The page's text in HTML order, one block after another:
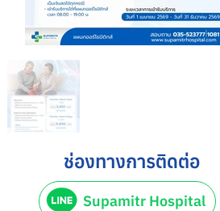
ช่องทางการติดต่อ
Supamitr Hospital